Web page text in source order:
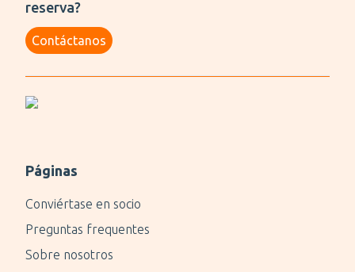
reserva?
Contáctanos
Páginas
Conviértase en socio
Preguntas frequentes
Sobre nosotros